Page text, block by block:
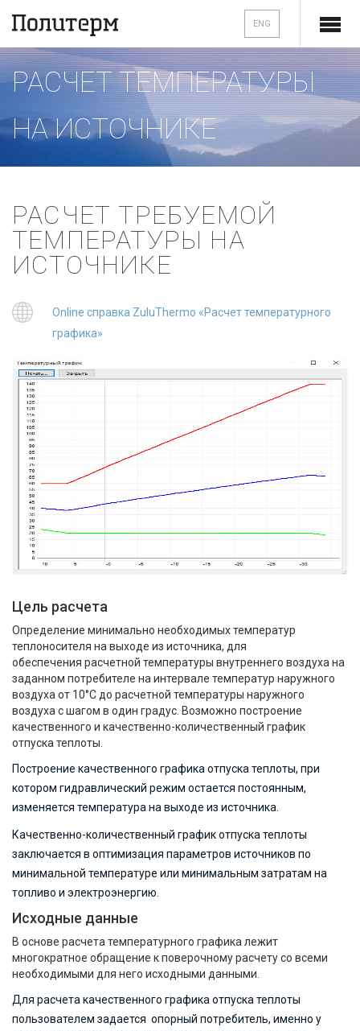
ENG
РАСЧЕТ ТЕМПЕРАТУРЫ
НА ИСТОЧНИКЕ
РАСЧЕТ ТРЕБУЕМОЙ
ТЕМПЕРАТУРЫ НА
ИСТОЧНИКЕ
Online справка ZuluThermo «Расчет температурного
графика»
Цель расчета
Определение минимально необходимых температур
теплоносителя на выходе из источника, для
обеспечения расчетной температуры внутреннего воздуха на
заданном потребителе на интервале температур наружного
воздуха от 10°С до расчетной температуры наружного
воздуха с шагом в один градус. Возможно построение
качественного и качественно-количественный график
отпуска теплоты.
Построение качественного графика отпуска теплоты, при
котором гидравлический режим остается постоянным,
изменяется температура на выходе из источника.
Качественно-количественный график отпуска теплоты
заключается в оптимизация параметров источников по
минимальной температуре или минимальным затратам на
топливо и электроэнергию.
Исходные данные
В основе расчета температурного графика лежит
многократное обращение к поверочному расчету со всеми
необходимыми для него исходными данными.
Для расчета качественного графика отпуска теплоты
пользователем задается опорный потребитель, именно у